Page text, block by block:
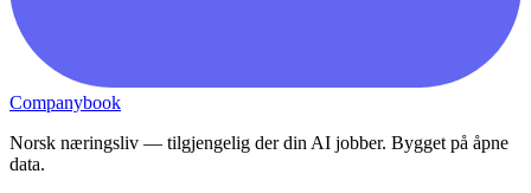
Companybook
Norsk næringsliv — tilgjengelig der din AI jobber. Bygget på åpne
data.